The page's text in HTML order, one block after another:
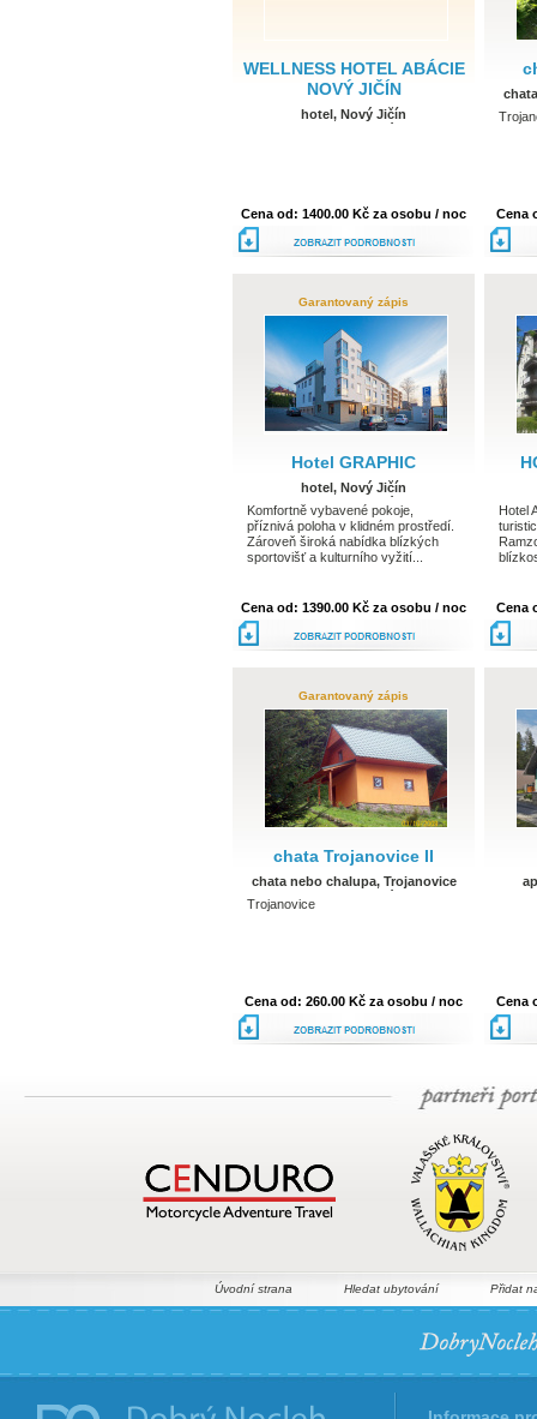
WELLNESS HOTEL ABÁCIE
NOVÝ JIČÍN
hotel, Nový Jičín
Cena od: 1400.00 Kč za osobu / noc Cena
Garantovaný zápis
Hotel GRAPHIC
hotel, Nový Jičín
Moravskoslezský kraj
Komfortně vybavené pokoje,
příznivá poloha v klidném prostředí.
Zároveň široká nabídka blízkých
sportovišť a kulturního vyžití...
Cena od: 1390.00 Kč za osobu / noc
Hotel
Cena
Garantovaný zápis
chata Trojanovice II
chata nebo chalupa, Trojanovice
Moravskoslezský kraj
Trojanovice
Cena od: 260.00 Kč za osobu / noc Cena
Úvodní strana Hledat ubytování Přidat